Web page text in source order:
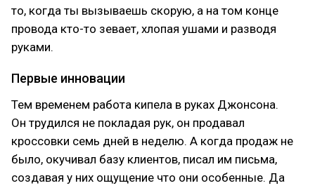
то, когда ты вызываешь скорую, а на том конце
провода кто-то зевает, хлопая ушами и разводя
руками.
Первые инновации
Тем временем работа кипела в руках Джонсона.
Он трудился не покладая рук, он продавал
кроссовки семь дней в неделю. А когда продаж не
было, окучивал базу клиентов, писал им письма,
создавая у них ощущение что они особенные. Да